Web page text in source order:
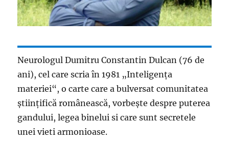
Neurologul Dumitru Constantin Dulcan (76 de
ani), cel care scria în 1981 „Inteligenţa
materiei“, o carte care a bulversat comunitatea
ştiinţifică românească, vorbeşte despre puterea
gandului, legea binelui si care sunt secretele
unei vieti armonioase.